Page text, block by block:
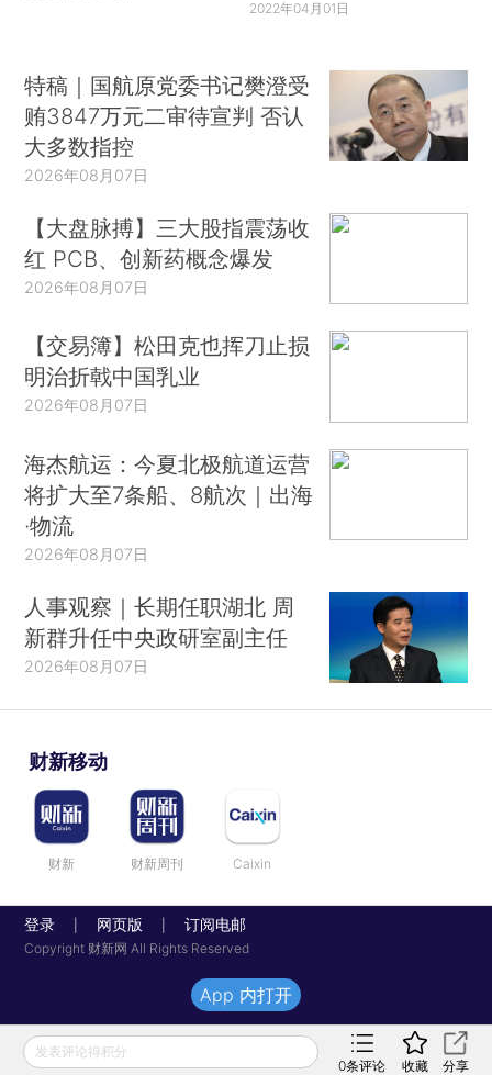
2022年04月01日
特稿｜国航原党委书记樊澄受
贿3847万元二审待宣判 否认
大多数指控
2026年08月07日
【大盘脉搏】三大股指震荡收
红 PCB、创新药概念爆发
2026年08月07日
【交易簿】松田克也挥刀止损
明治折戟中国乳业
2026年08月07日
海杰航运：今夏北极航道运营
将扩大至7条船、8航次｜出海
·物流
2026年08月07日
人事观察｜长期任职湖北 周
新群升任中央政研室副主任
2026年08月07日
财新移动
财新 财新周刊 Caixin
登录 网页版 订阅电邮
Copyright 财新网 All Rights Reserved
发表评论得积分
0条评论 收藏 分享
App 内打开